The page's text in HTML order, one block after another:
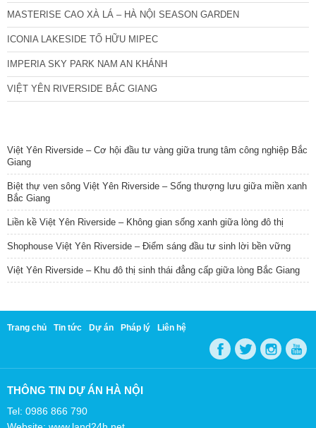
MASTERISE CAO XÀ LÁ – HÀ NỘI SEASON GARDEN
ICONIA LAKESIDE TỐ HỮU MIPEC
IMPERIA SKY PARK NAM AN KHÁNH
VIỆT YÊN RIVERSIDE BẮC GIANG
Việt Yên Riverside – Cơ hội đầu tư vàng giữa trung tâm công nghiệp Bắc
Giang
Biệt thự ven sông Việt Yên Riverside – Sống thượng lưu giữa miền xanh
Bắc Giang
Liền kề Việt Yên Riverside – Không gian sống xanh giữa lòng đô thị
Shophouse Việt Yên Riverside – Điểm sáng đầu tư sinh lời bền vững
Việt Yên Riverside – Khu đô thị sinh thái đẳng cấp giữa lòng Bắc Giang
Trang chủ Tin tức Dự án Pháp lý Liên hệ
THÔNG TIN DỰ ÁN HÀ NỘI
Tel: 0986 866 790